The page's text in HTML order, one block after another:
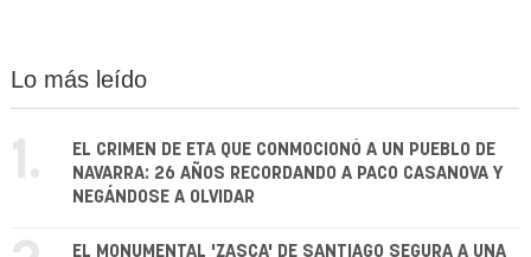
Lo más leído
1.
EL CRIMEN DE ETA QUE CONMOCIONÓ A UN PUEBLO DE
NAVARRA: 26 AÑOS RECORDANDO A PACO CASANOVA Y
NEGÁNDOSE A OLVIDAR
EL MONUMENTAL 'ZASCA' DE SANTIAGO SEGURA A UNA